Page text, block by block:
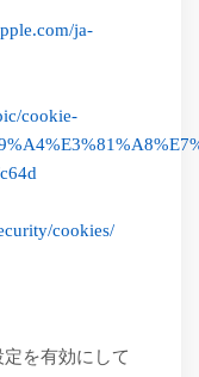
ja-
cookie-
cookies/
を有効にして